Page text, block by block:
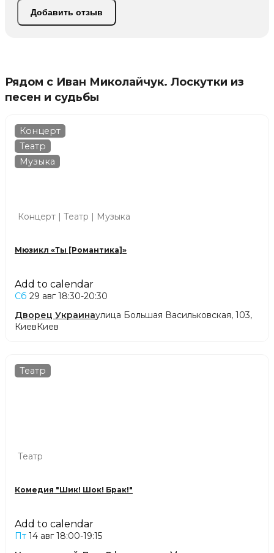
Добавить отзыв
Рядом с Иван Миколайчук. Лоскутки из
песен и судьбы
Концерт
Театр
Музыка
Концерт | Театр | Музыка
Мюзикл «Ты [Романтика]»
Add to calendar
Сб 29 авг 18:30-20:30
Дворец Украинаулица Большая Васильковская, 103,
КиевКиев
Театр
Театр
Комедия "Шик! Шок! Брак!"
Add to calendar
Пт 14 авг 18:00-19:15